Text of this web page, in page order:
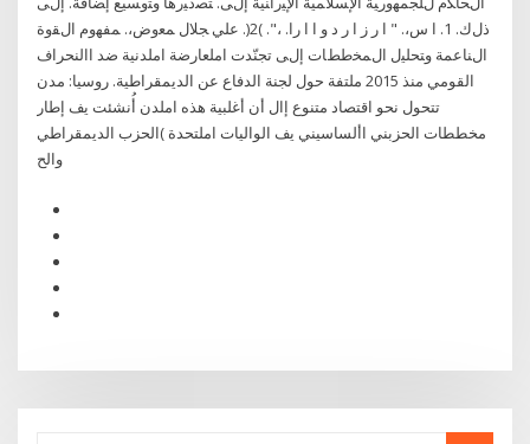
ذﻝك. 1. ا س،. " ا ر ز ا ر د و ا ا را. ،". )2(. ﻋﻠﻲ ﺠﻼل ﻤﻌوض،. ﻤﻔﻬوم اﻝﻘوة
اﻝﻨﺎﻋﻤﺔ وﺘﺤﻠﻴل اﻝﻤﺨططﺎت إﻝﻰ تجنّدت املعارضة املدنية ضد االنحراف
القومي منذ 2015 ملتفة حول لجنة الدفاع عن الديمقراطية. روسيا: مدن
تتحول نحو اقتصاد متنوع إال أن أغلبية هذه املدن أُنشئت يف إطار
مخططات الحزبني األساسيني يف الواليات املتحدة )الحزب الديمقراطي
والح